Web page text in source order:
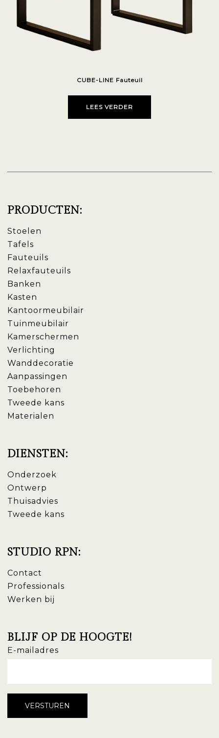
CUBE-LINE Fauteuil
LEES VERDER
PRODUCTEN:
Stoelen
Tafels
Fauteuils
Relaxfauteuils
Banken
Kasten
Kantoormeubilair
Tuinmeubilair
Kamerschermen
Verlichting
Wanddecoratie
Aanpassingen
Toebehoren
Tweede kans
Materialen
DIENSTEN:
Onderzoek
Ontwerp
Thuisadvies
Tweede kans
STUDIO RPN:
Contact
Professionals
Werken bij
BLIJF OP DE HOOGTE!
E-mailadres